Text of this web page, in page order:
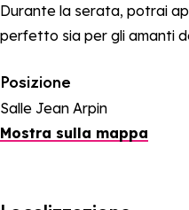
Durante la serata, potrai
perfetto sia per gli amanti
Posizione
Salle Jean Arpin
Mostra sulla mappa